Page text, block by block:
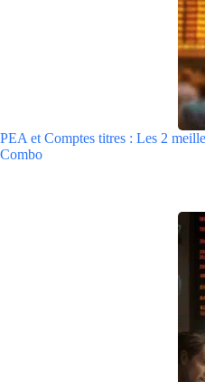
PEA et Comptes titres : Les 2
Combo